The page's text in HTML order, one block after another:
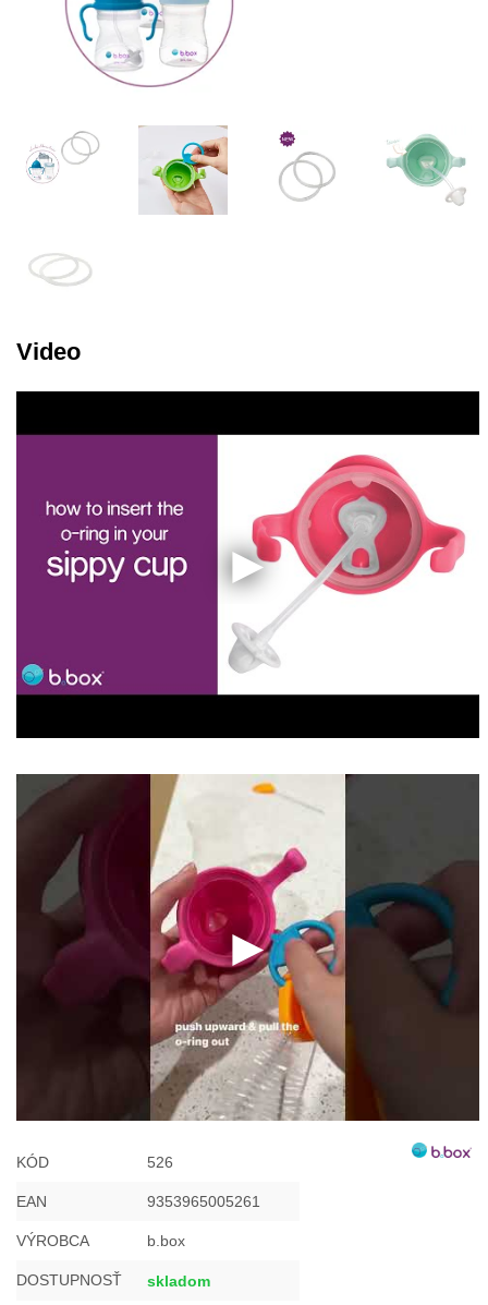
Video
KÓD 526
EAN 9353965005261
VÝROBCA b.box
DOSTUPNOSŤ skladom